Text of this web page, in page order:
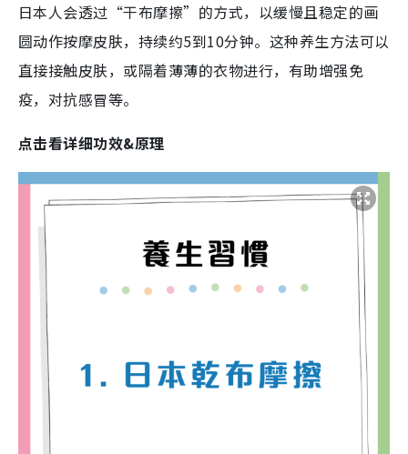
日本人会透过“干布摩擦”的方式，以缓慢且稳定的画
圆动作按摩皮肤，持续约5到10分钟。这种养生方法可以
直接接触皮肤，或隔着薄薄的衣物进行，有助增强免
疫，对抗感冒等。
点击看详细功效&原理